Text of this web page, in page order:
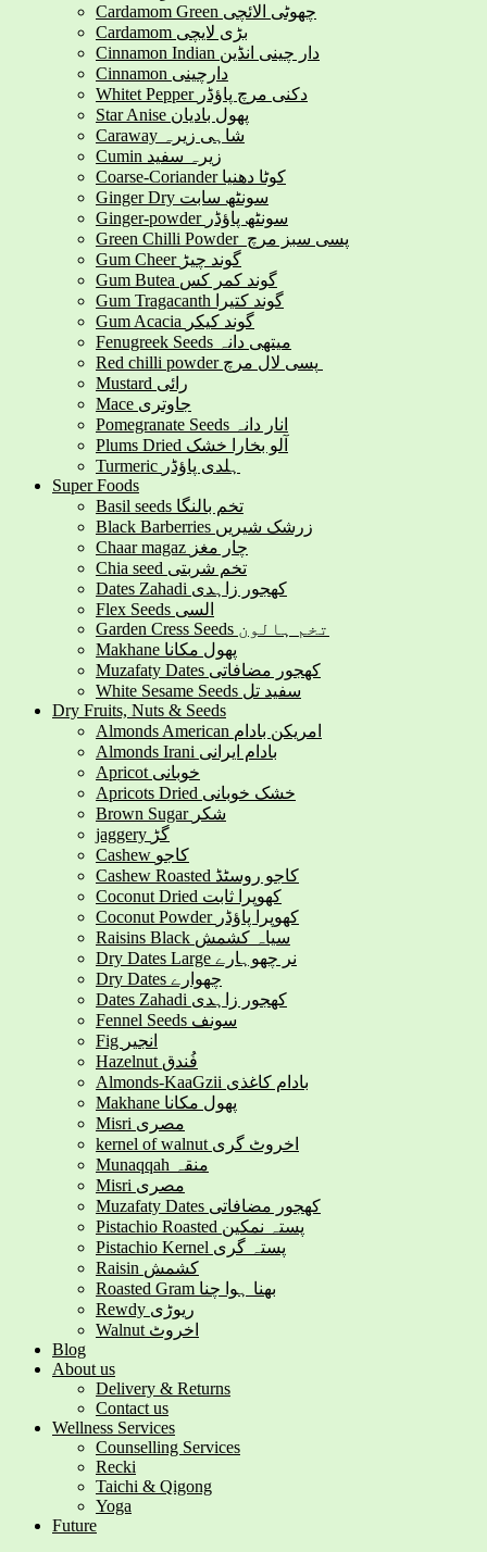
Cardamom Green چھوٹی الائچی
Cardamom بڑی لایچی
Cinnamon Indian دار چینی انڈین
Cinnamon دارچینی
Whitet Pepper دکنی مرچ پاؤڈر
Star Anise پھول بادیان
Caraway شاہی زیرہ
Cumin زیرہ سفید
Coarse-Coriander کوٹا دھنیا
Ginger Dry سونٹھ سابت
Ginger-powder سونٹھ پاؤڈر
Green Chilli Powder پسی سبز مرچ
Gum Cheer گوند چیڑ
Gum Butea گوند کمر کس
Gum Tragacanth گوند کتیرا
Gum Acacia گوند کیکر
Fenugreek Seeds میتھی دانہ
Mustard رائی
Mace جاوتری
Pomegranate Seeds انار دانہ
Plums Dried آلو بخارا خشک
Turmeric ہلدی پاؤڈر
Super Foods
Basil seeds تخم بالنگا
Black Barberries زرشک شیریں
Chaar magaz چار مغز
Chia seed تخم شربتی
Dates Zahadi کھجور زاہدی
Flex Seeds السی
Garden Cress Seeds تخم ہالون
Makhane پھول مکانا
Muzafaty Dates کھجور مضافاتی
White Sesame Seeds سفید تل
Dry Fruits, Nuts & Seeds
Almonds American امریکن بادام
Almonds Irani بادام ایرانی
Apricot خوبانی
Apricots Dried خشک خوبانی
Brown Sugar شکر
jaggery گڑ
Cashew کاجو
Cashew Roasted کاجو روسٹڈ
Coconut Dried کھوپرا ثابت
Coconut Powder کھوپرا پاؤڈر
Raisins Black سیاہ کشمش
Dry Dates Large نر چھوہارے
Dry Dates چھوارے
Dates Zahadi کھجور زاہدی
Fennel Seeds سونف
Fig انجیر
Hazelnut فُندق
Almonds-KaaGzii بادام کاغذی
Makhane پھول مکانا
Misri مصری
kernel of walnut اخروٹ گری
Munaqqah منقہ
Misri مصری
Muzafaty Dates کھجور مضافاتی
Pistachio Roasted پستہ نمکین
Pistachio Kernel پستہ گری
Raisin کشمش
Roasted Gram بھنا ہوا چنا
Rewdy ریوڑی
Walnut اخروٹ
Blog
About us
Delivery & Returns
Contact us
Wellness Services
Counselling Services
Recki
Taichi & Qigong
Yoga
Future